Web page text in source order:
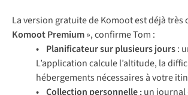
La version gratuite de Komoot est déjà
KomootPremium», confirme Tom :
• Planificateur sur plusieurs jours:
L’application calcule l’altitude, la
hébergements nécessaires à votre
• Collection personnelle :un journal